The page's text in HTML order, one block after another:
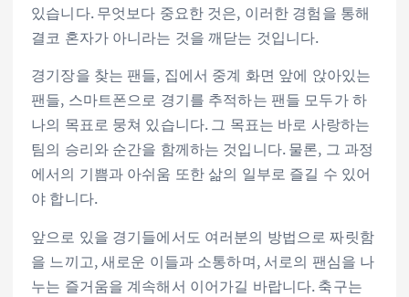
있습니다. 무엇보다 중요한 것은, 이러한 경험을 통해
결코 혼자가 아니라는 것을 깨닫는 것입니다.
경기장을 찾는 팬들, 집에서 중계 화면 앞에 앉아있는
팬들, 스마트폰으로 경기를 추적하는 팬들 모두가 하
나의 목표로 뭉쳐 있습니다. 그 목표는 바로 사랑하는
팀의 승리와 순간을 함께하는 것입니다. 물론, 그 과정
에서의 기쁨과 아쉬움 또한 삶의 일부로 즐길 수 있어
야 합니다.
앞으로 있을 경기들에서도 여러분의 방법으로 짜릿함
을 느끼고, 새로운 이들과 소통하며, 서로의 팬심을 나
누는 즐거움을 계속해서 이어가길 바랍니다. 축구는